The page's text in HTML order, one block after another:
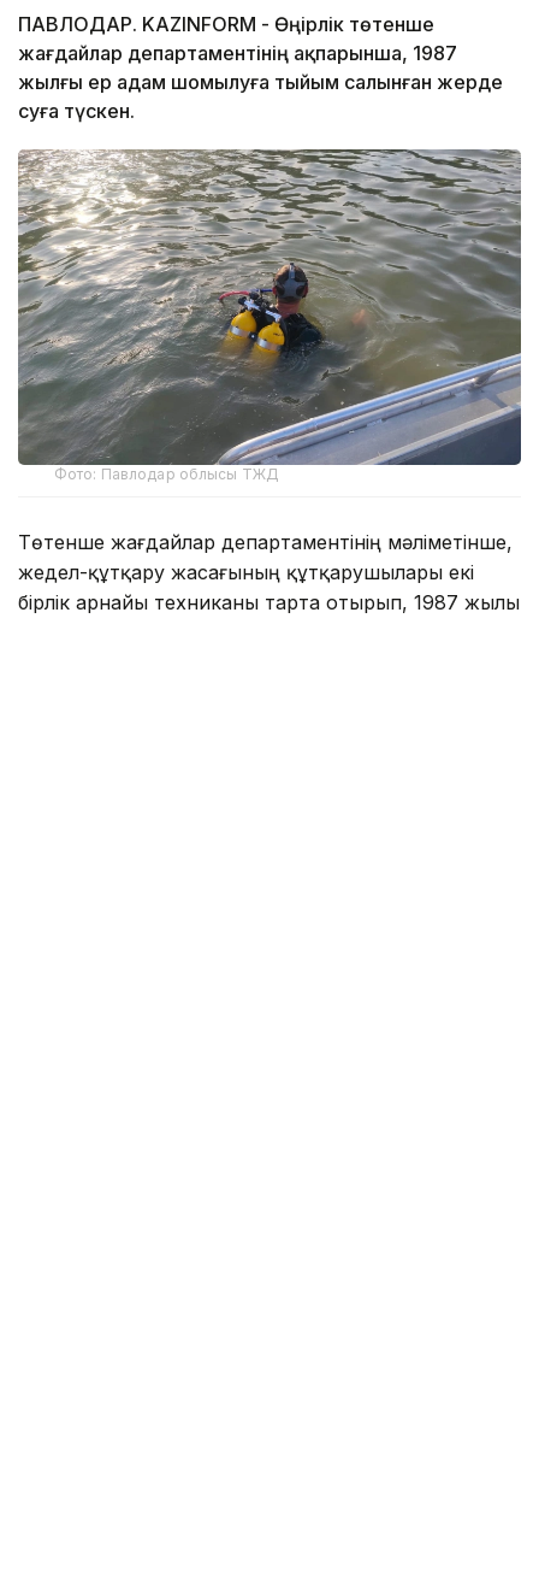
ПАВЛОДАР. KAZINFORM - Өңірлік төтенше
жағдайлар департаментінің ақпарынша, 1987
жылғы ер адам шомылуға тыйым салынған жерде
суға түскен.
Фото: Павлодар облысы ТЖД
Төтенше жағдайлар департаментінің мәліметінше,
жедел-құтқару жасағының құтқарушылары екі
бірлік арнайы техниканы тарта отырып, 1987 жылы